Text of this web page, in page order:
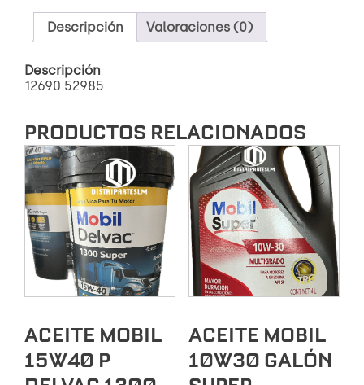
GALÓN
SUPER
2000
cantidad
Descripción Valoraciones (0)
Descripción
12690 52985
PRODUCTOS RELACIONADOS
ACEITE MOBIL
15W40 P
ACEITE MOBIL
10W30 GALÓN